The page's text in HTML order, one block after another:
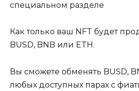
специальном разделе
Как только ваш NFT будет
BUSD, BNB или ETH.
Вы сможете обменять BUSD,
любых доступных парах с